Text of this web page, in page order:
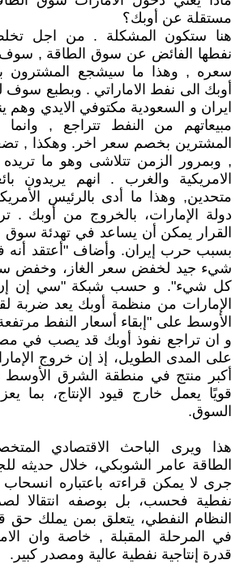
مستقلة عن أوبك؟
هنا ستكون المشكلة . من اجل
نفطها الفائض عن سوق الطاقة ,
سعره , وهذا ما سيشجع المشترون
أوبك الى نفط الاماراتي . وبطبع
ايران و السعودية مكتوفي الايدي
مبيعاتهم من النفط تتراجع ,
المشترين بخصم سعر اخر. وهكذا ,
, وبمرور الزمن تتلاشى وهو ما تريده
الامريكية والغرب . انهم يريدون
متحدين, وهذا ما أدى بالرئيس
دولة الإمارات، بالخروج من أوبك .
القرار يمكن أن يساعد في تهدئة سوق
بسبب حرب إيران. وأضاف "أعتقد أنه
شيء جيد لخفض سعر الغاز، وخفض
كل شيء". و حسب شبكة "سي إن
الإمارات من منظمة أوبك يعد ضربة
الأوسط على "إبقاء أسعار النفط
و ان تراجع نفوذ أوبك قد يصب في
على المدى الطويل، إذ إن خروج
أكبر منتج في منطقة الشرق الأوسط
قويًا يعمل خارج قيود الإنتاج، بما
السوق.
هذا ويرى الباحث الاقتصادي
الطاقة عامر الشوبكي، خلال حديثه
جرى لا يمكن قراءته باعتباره
نفطية فحسب، بل بوصفه انتقالا
النظام النفطي، يتعلق بمن يملك حق
في المرحلة المقبلة , خاصة وان
قدرة إنتاجية نفطية عالية ومصدر كبير.